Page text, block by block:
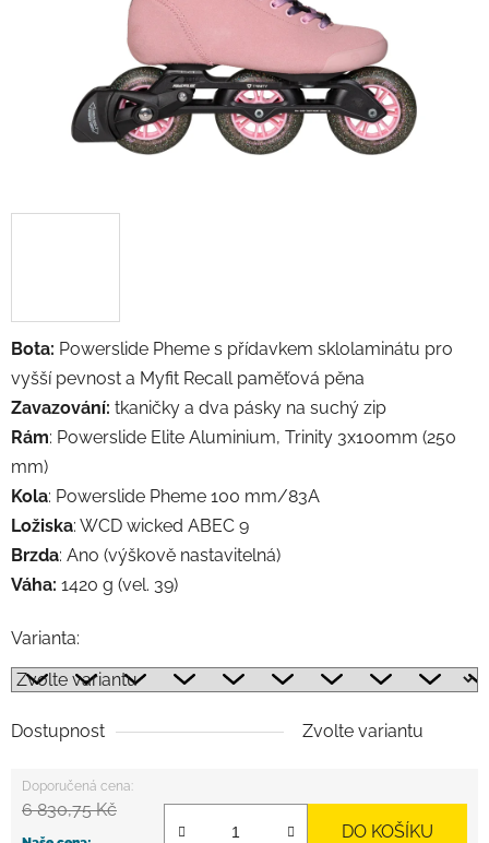
Bota: Powerslide Pheme s přídavkem sklolaminátu pro
vyšší pevnost a Myfit Recall paměťová pěna
Zavazování: tkaničky a dva pásky na suchý zip
Rám: Powerslide Elite Aluminium, Trinity 3x100mm (250
mm)
Kola: Powerslide Pheme 100 mm/83A
Ložiska: WCD wicked ABEC 9
Brzda: Ano (výškově nastavitelná)
Váha: 1420 g (vel. 39)
Varianta:
Dostupnost Zvolte variantu
6 830,75 Kč
DO KOŠÍKU